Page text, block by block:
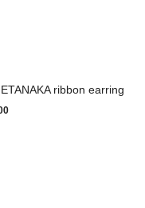
ribbon earring